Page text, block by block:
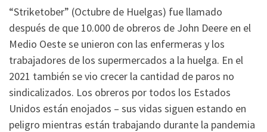
“Striketober” (Octubre de Huelgas) fue llamado
después de que 10.000 de obreros de John Deere en el
Medio Oeste se unieron con las enfermeras y los
trabajadores de los supermercados a la huelga. En el
2021 también se vio crecer la cantidad de paros no
sindicalizados. Los obreros por todos los Estados
Unidos están enojados – sus vidas siguen estando en
peligro mientras están trabajando durante la pandemia